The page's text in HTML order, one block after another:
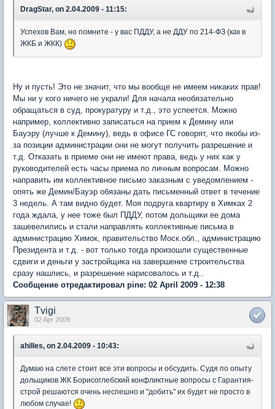
DragStar, on 2.04.2009 - 11:15:
Успехов Вам, но помните - у вас ПДДУ, а не ДДУ по 214-ФЗ (как в
ЖКБ и ЖКК)
Ну и пусть! Это не значит, что мы вообще не имеем никаких прав!
Мы ни у кого ничего не украли! Для начала необязательно
обращаться в суд, прокуратуру и т.д., это успеется. Можно
например, коллективно записаться на прием к Демину или
Бауэру (лучше к Демину), ведь в офисе ГС говорят, что якобы из-
за позиции администрации они не могут получить разрешение и
т.д. Отказать в приеме они не имеют права, ведь у них как у
руководителей есть часы приема по личным вопросам. Можно
направить им коллективное письмо заказным с уведомлением -
опять же Демин/Бауэр обязаны дать письменный ответ в течение
3 недель. А там видно будет. Моя подруга квартиру в Химках 2
года ждала, у нее тоже был ПДДУ, потом дольщики ее дома
зашевелились и стали направлять коллективные письма в
администрацию Химок, правительство Моск.обл., администрацию
Президента и т.д. - вот только тогда произошли существенные
сдвиги и деньги у застройщика на завершение строительства
сразу нашлись, и разрешение нарисовалось и т.д..
Сообщение отредактировал pine: 02 April 2009 - 12:38
Tvigi
02 Apr 2009
ahilles, on 2.04.2009 - 10:43:
Думаю на слете стоит все эти вопросы и обсудить. Судя по опыту
дольщиков ЖК Борисоглебский конфликтные вопросы с Гарантия-
строй решаются очень неспешно и "добить" их будет не просто в
любом случае!